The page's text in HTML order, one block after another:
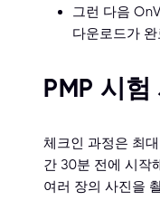
그런 다음
다운로드가
PMP 시
체크인 과정은 최
간 30분 전에 시작
여러 장의 사진을